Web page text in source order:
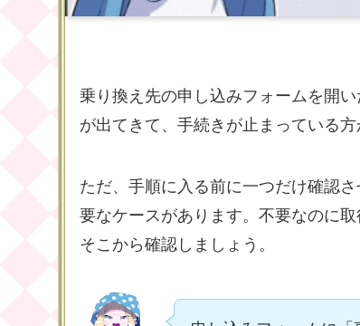
乗り換え先の申し込みフォームを開
が出てきて、手続きが止まっている方
ただ、手順に入る前に一つだけ確認
要なケースがあります。不要なのに
そこから確認しましょう。